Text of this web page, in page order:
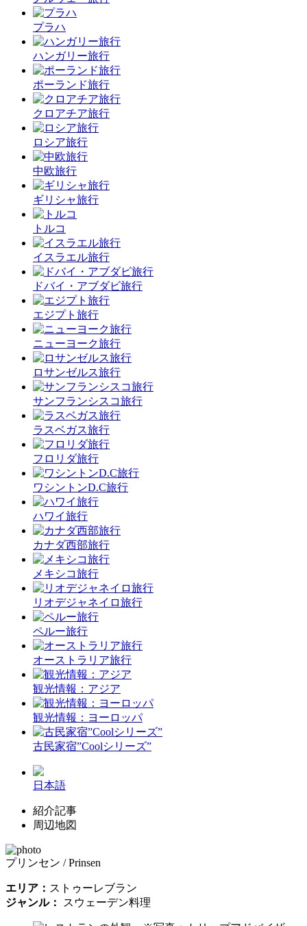
プラハ
ハンガリー旅行
ポーランド旅行
クロアチア旅行
ロシア旅行
中欧旅行
ギリシャ旅行
トルコ
イスラエル旅行
ドバイ・アブダビ旅行
エジプト旅行
ニューヨーク旅行
ロサンゼルス旅行
サンフランシスコ旅行
ラスベガス旅行
フロリダ旅行
ワシントンD.C旅行
ハワイ旅行
カナダ西部旅行
メキシコ旅行
リオデジャネイロ旅行
ペルー旅行
オーストラリア旅行
観光情報：アジア
観光情報：ヨーロッパ
古民家宿”Coolシリーズ”
日本語
紹介記事
周辺地図
プリンセン / Prinsen
エリア： ストゥーレブラン
ジャンル：
スウェーデン料理